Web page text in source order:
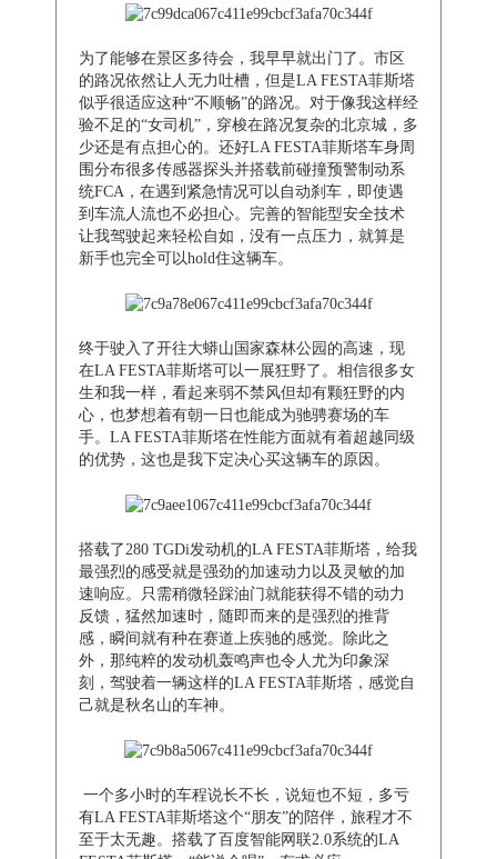
为了能够在景区多待会，我早早就出门了。市区
的路况依然让人无力吐槽，但是LA FESTA菲斯塔
似乎很适应这种“不顺畅”的路况。对于像我这样经
验不足的“女司机”，穿梭在路况复杂的北京城，多
少还是有点担心的。还好LA FESTA菲斯塔车身周
围分布很多传感器探头并搭载前碰撞预警制动系
统FCA，在遇到紧急情况可以自动刹车，即使遇
到车流人流也不必担心。完善的智能型安全技术
让我驾驶起来轻松自如，没有一点压力，就算是
新手也完全可以hold住这辆车。
终于驶入了开往大蟒山国家森林公园的高速，现
在LA FESTA菲斯塔可以一展狂野了。相信很多女
生和我一样，看起来弱不禁风但却有颗狂野的内
心，也梦想着有朝一日也能成为驰骋赛场的车
手。LA FESTA菲斯塔在性能方面就有着超越同级
的优势，这也是我下定决心买这辆车的原因。
搭载了280 TGDi发动机的LA FESTA菲斯塔，给我
最强烈的感受就是强劲的加速动力以及灵敏的加
速响应。只需稍微轻踩油门就能获得不错的动力
反馈，猛然加速时，随即而来的是强烈的推背
感，瞬间就有种在赛道上疾驰的感觉。除此之
外，那纯粹的发动机轰鸣声也令人尤为印象深
刻，驾驶着一辆这样的LA FESTA菲斯塔，感觉自
己就是秋名山的车神。
一个多小时的车程说长不长，说短也不短，多亏
有LA FESTA菲斯塔这个“朋友”的陪伴，旅程才不
至于太无趣。搭载了百度智能网联2.0系统的LA